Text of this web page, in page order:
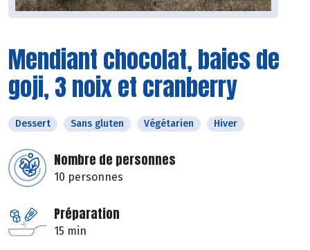
Mendiant chocolat, baies de
goji, 3 noix et cranberry
Dessert Sans gluten Végétarien Hiver
Nombre de personnes
10 personnes
Préparation
15 min